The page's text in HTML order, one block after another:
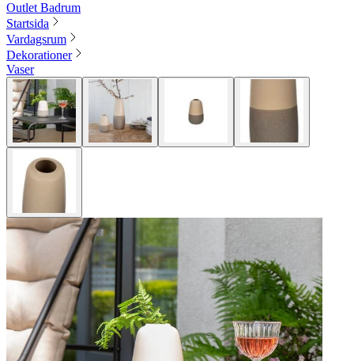
Outlet Badrum
Startsida
Vardagsrum
Dekorationer
Vaser